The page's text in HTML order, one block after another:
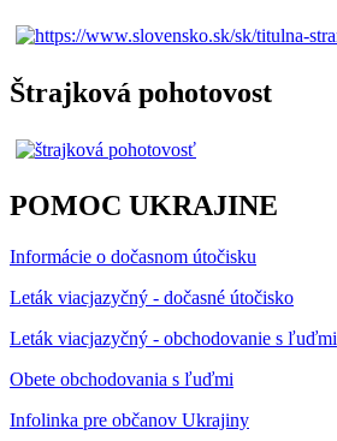
Štrajková pohotovost
POMOC UKRAJINE
Informácie o dočasnom útočisku
Leták viacjazyčný - dočasné útočisko
Leták viacjazyčný - obchodovanie s ľuďmi
Obete obchodovania s ľuďmi
Infolinka pre občanov Ukrajiny